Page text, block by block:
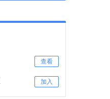
查看
加入